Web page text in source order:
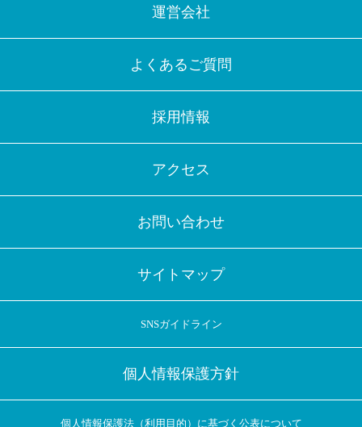
運営会社
よくあるご質問
採用情報
アクセス
お問い合わせ
サイトマップ
SNSガイドライン
個人情報保護方針
個人情報保護法（利用目的）に基づく公表について